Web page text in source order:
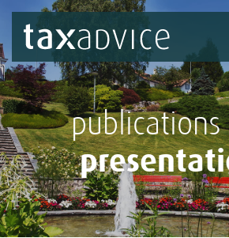
publications